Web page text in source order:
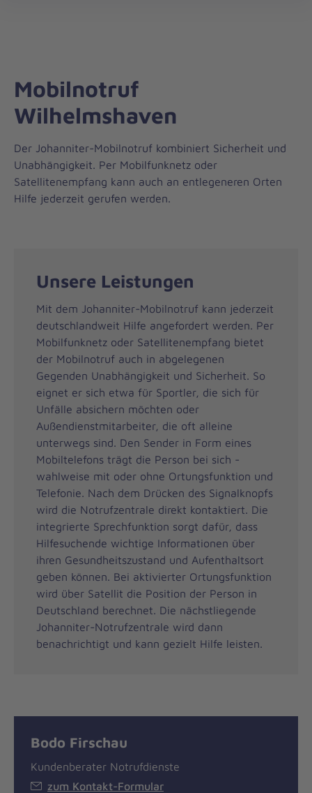
Mobilnotruf
Wilhelmshaven
Der Johanniter-Mobilnotruf kombiniert Sicherheit und
Unabhängigkeit. Per Mobilfunknetz oder
Satellitenempfang kann auch an entlegeneren Orten
Hilfe jederzeit gerufen werden.
Unsere Leistungen
Mit dem Johanniter-Mobilnotruf kann jederzeit
deutschlandweit Hilfe angefordert werden. Per
Mobilfunknetz oder Satellitenempfang bietet
der Mobilnotruf auch in abgelegenen
Gegenden Unabhängigkeit und Sicherheit. So
eignet er sich etwa für Sportler, die sich für
Unfälle absichern möchten oder
Außendienstmitarbeiter, die oft alleine
unterwegs sind. Den Sender in Form eines
Mobiltelefons trägt die Person bei sich -
wahlweise mit oder ohne Ortungsfunktion und
Telefonie. Nach dem Drücken des Signalknopfs
wird die Notrufzentrale direkt kontaktiert. Die
integrierte Sprechfunktion sorgt dafür, dass
Hilfesuchende wichtige Informationen über
ihren Gesundheitszustand und Aufenthaltsort
geben können. Bei aktivierter Ortungsfunktion
wird über Satellit die Position der Person in
Deutschland berechnet. Die nächstliegende
Johanniter-Notrufzentrale wird dann
benachrichtigt und kann gezielt Hilfe leisten.
Bodo Firschau
Kundenberater Notrufdienste
zum Kontakt-Formular